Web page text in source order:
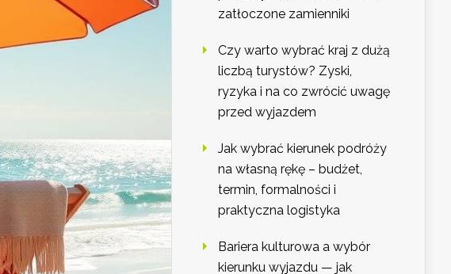
zatłoczone zamienniki
Czy warto wybrać kraj z dużą
liczbą turystów? Zyski,
ryzyka i na co zwrócić uwagę
przed wyjazdem
Jak wybrać kierunek podróży
na własną rękę – budżet,
termin, formalności i
praktyczna logistyka
Bariera kulturowa a wybór
kierunku wyjazdu — jak